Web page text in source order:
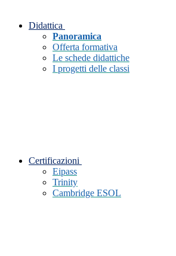
Didattica
Panoramica
Offerta formativa
Le schede didattiche
I progetti delle classi
Certificazioni
Eipass
Trinity
Cambridge ESOL